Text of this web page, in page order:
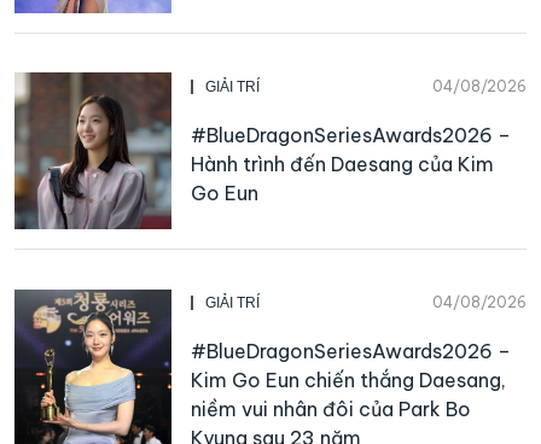
GIẢI TRÍ 04/08/2026
#BlueDragonSeriesAwards2026 –
Hành trình đến Daesang của Kim
Go Eun
GIẢI TRÍ 04/08/2026
#BlueDragonSeriesAwards2026 –
Kim Go Eun chiến thắng Daesang,
niềm vui nhân đôi của Park Bo
Kyung sau 23 năm